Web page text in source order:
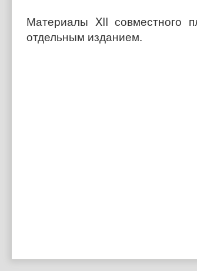
Материалы XII совместного
отдельным изданием.